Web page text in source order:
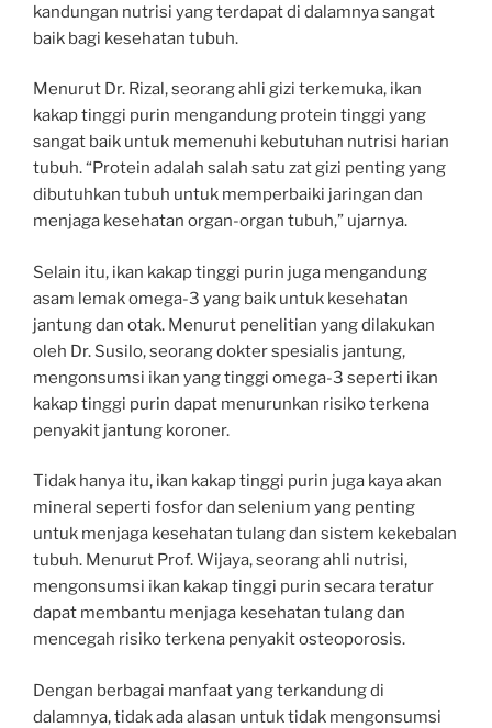
kandungan nutrisi yang terdapat di dalamnya sangat
baik bagi kesehatan tubuh.
Menurut Dr. Rizal, seorang ahli gizi terkemuka, ikan
kakap tinggi purin mengandung protein tinggi yang
sangat baik untuk memenuhi kebutuhan nutrisi harian
tubuh. “Protein adalah salah satu zat gizi penting yang
dibutuhkan tubuh untuk memperbaiki jaringan dan
menjaga kesehatan organ-organ tubuh,” ujarnya.
Selain itu, ikan kakap tinggi purin juga mengandung
asam lemak omega-3 yang baik untuk kesehatan
jantung dan otak. Menurut penelitian yang dilakukan
oleh Dr. Susilo, seorang dokter spesialis jantung,
mengonsumsi ikan yang tinggi omega-3 seperti ikan
kakap tinggi purin dapat menurunkan risiko terkena
penyakit jantung koroner.
Tidak hanya itu, ikan kakap tinggi purin juga kaya akan
mineral seperti fosfor dan selenium yang penting
untuk menjaga kesehatan tulang dan sistem kekebalan
tubuh. Menurut Prof. Wijaya, seorang ahli nutrisi,
mengonsumsi ikan kakap tinggi purin secara teratur
dapat membantu menjaga kesehatan tulang dan
mencegah risiko terkena penyakit osteoporosis.
Dengan berbagai manfaat yang terkandung di
dalamnya, tidak ada alasan untuk tidak mengonsumsi